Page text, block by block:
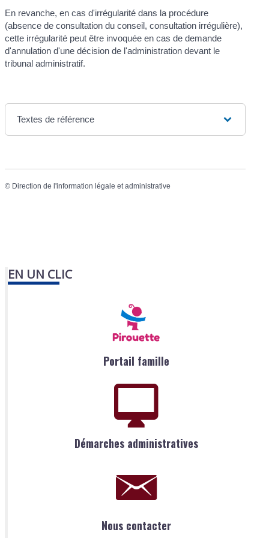
En revanche, en cas d'irrégularité dans la procédure
(absence de consultation du conseil, consultation irrégulière),
cette irrégularité peut être invoquée en cas de demande
d'annulation d'une décision de l'administration devant le
tribunal administratif.
Textes de référence
© Direction de l'information légale et administrative
EN UN CLIC
Portail famille
Démarches administratives
Nous contacter